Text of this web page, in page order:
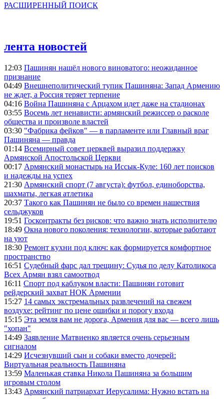
РАСШИРЕННЫЙ ПОИСК
лента новостей
12:03 Пашинян нашёл нового виноватого: неожиданное
признание
04:49 Внешнеполитический тупик Пашиняна: Запад Армению
не ждет, а Россия теряет терпение
04:16 Война Пашиняна с Арцахом идет даже на стадионах
03:55 Восемь лет ненависти: армянский режиссер о расколе
общества и произволе властей
03:30 "Фабрика фейков" — в парламенте или Главный враг
Пашиняна — правда
01:14 Всемирный совет церквей выразил поддержку
Армянской Апостольской Церкви
00:17 Армянский монастырь на Иссык-Куле: 160 лет поисков
и надежды на успех
21:30 Армянский спорт (7 августа): футбол, единоборства,
шахматы, легкая атлетика
20:37 Такого как Пашинян не было со времен нашествия
сельджуков
19:51 Госконтракты без рисков: что важно знать исполнителю
18:49 Окна нового поколения: технологии, которые работают
на уют
18:30 Ремонт кухни под ключ: как формируется комфортное
пространство
16:51 Судебный фарс дал трещину: Судья по делу Католикоса
Всех Армян взял самоотвод
16:11 Спорт под каблуком власти: Пашинян готовит
рейдерский захват НОК Армении
15:27 14 самых экстремальных развлечений на свежем
воздухе: рейтинг по цене ошибки и порогу входа
15:15 Эта земля вам не дорога, Армения для вас — всего лишь
"хопан"
14:49 Заявление Матвиенко является очень серьезным
сигналом
14:29 Исчезнувший сын и собаки вместо дочерей:
Виртуальная реальность Пашиняна
13:59 Маленькая ставка Никола Пашиняна за большим
игровым столом
13:43 Армянский патриархат Иерусалима: Нужно встать на